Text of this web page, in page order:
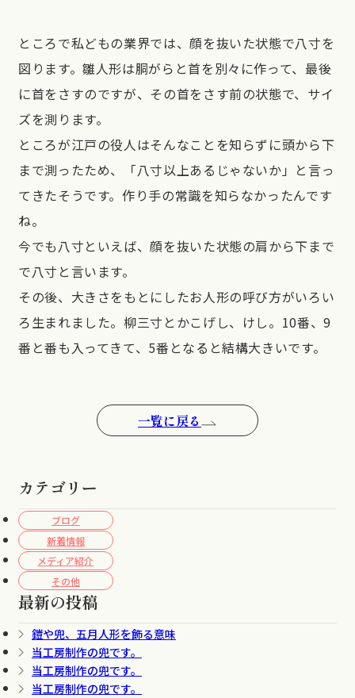
カテゴリー
ブログ
新着情報
メディア紹介
その他
最新の投稿
鎧や兜、五月人形を飾る意味
当工房制作の兜です。
当工房制作の兜です。
当工房制作の兜です。
ところで私どもの業界では、顔を抜いた状態で八寸を
図ります。雛人形は胴がらと首を別々に作って、最後
に首をさすのですが、その首をさす前の状態で、サイ
ズを測ります。
ところが江戸の役人はそんなことを知らずに頭から下
まで測ったため、「八寸以上あるじゃないか」と言っ
てきたそうです。作り手の常識を知らなかったんです
ね。
今でも八寸といえば、顔を抜いた状態の肩から下まで
で八寸と言います。
その後、大きさをもとにしたお人形の呼び方がいろい
ろ生まれました。柳三寸とかこげし、けし。10番、9
番と番も入ってきて、5番となると結構大きいです。
一覧に戻る